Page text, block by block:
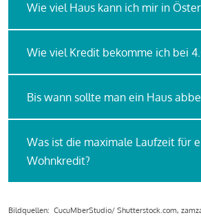
Wie viel Haus kann ich mir in
Wie viel Kredit bekomme ich bei
Bis wann sollte man ein Haus
Was ist die maximale Laufzeit für
Wohnkredit?
Bildquellen: CucuMberStudio/ Shutterstock.com,